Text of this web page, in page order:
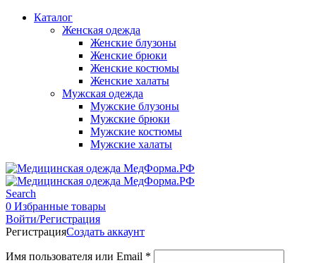
Каталог
Женская одежда
Женские блузоны
Женские брюки
Женские костюмы
Женские халаты
Мужская одежда
Мужские блузоны
Мужские брюки
Мужские костюмы
Мужские халаты
Search
0 Избранные товары
Войти/Регистрация
РегистрацияСоздать аккаунт
Имя пользователя или Email *